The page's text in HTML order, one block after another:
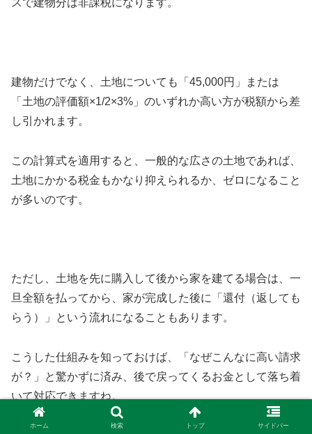
スで建物分は非課税になります。
建物だけでなく、土地についても「45,000円」または
「土地の評価額×1/2×3%」のいずれか高い方が税額から差
し引かれます。
この計算式を適用すると、一般的な広さの土地であれば、
土地にかかる税金もかなり抑えられるか、ゼロになること
が多いのです。
ただし、土地を先に購入して後から家を建てる場合は、一
旦全額を払ってから、家が完成した後に「還付（返しても
らう）」という流れになることもあります。
こうした仕組みを知っておけば、「なぜこんなに高い請求
が？」と驚かずに済み、後で戻ってくるお金として落ち着
いて対応できますね。
ホーム 検索 トップ サイドバー